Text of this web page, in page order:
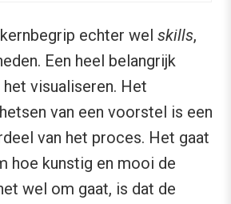
echter wel skills,
Een heel belangrijk
visualiseren. Het
van een voorstel is een
van het proces. Het gaat
hoe kunstig en mooi de
wel om gaat, is dat de